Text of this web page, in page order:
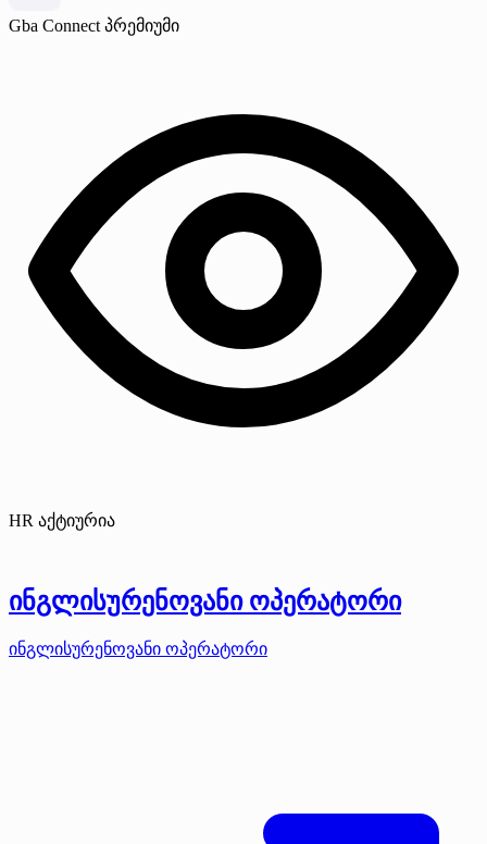
Gba Connect პრემიუმი
HR აქტიურია
ინგლისურენოვანი ოპერატორი
ინგლისურენოვანი ოპერატორი